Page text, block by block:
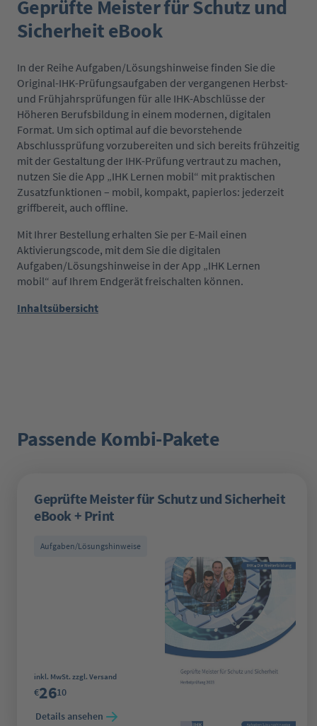
Geprüfte Meister für Schutz und
Sicherheit eBook
In der Reihe Aufgaben/Lösungshinweise finden Sie die
Original-IHK-Prüfungsaufgaben der vergangenen Herbst-
und Frühjahrsprüfungen für alle IHK-Abschlüsse der
Höheren Berufsbildung in einem modernen, digitalen
Format. Um sich optimal auf die bevorstehende
Abschlussprüfung vorzubereiten und sich bereits frühzeitig
mit der Gestaltung der IHK-Prüfung vertraut zu machen,
nutzen Sie die App „IHK Lernen mobil“ mit praktischen
Zusatzfunktionen – mobil, kompakt, papierlos: jederzeit
griffbereit, auch offline.
Mit Ihrer Bestellung erhalten Sie per E-Mail einen
Aktivierungscode, mit dem Sie die digitalen
Aufgaben/Lösungshinweise in der App „IHK Lernen
mobil“ auf Ihrem Endgerät freischalten können.
Inhaltsübersicht
Produktgalerie überspringen
Passende Kombi-Pakete
Geprüfte Meister für Schutz und Sicherheit
eBook + Print
Aufgaben/Lösungshinweise
Regulärer Preis:
inkl. MwSt. zzgl. Versand
€2610
Details ansehen